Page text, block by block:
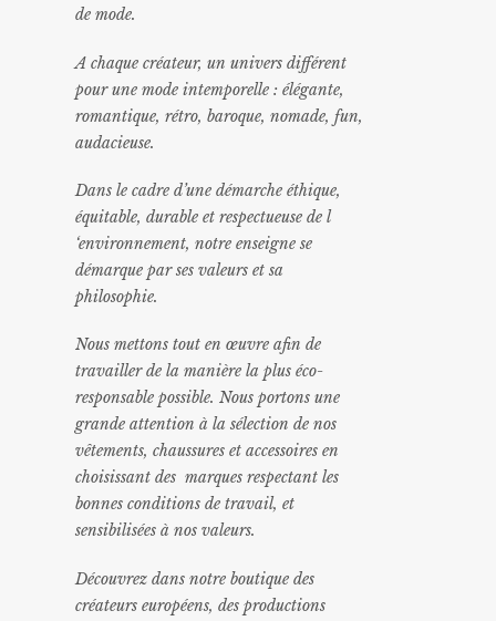
de mode.
A chaque créateur, un univers différent
pour une mode intemporelle : élégante,
romantique, rétro, baroque, nomade, fun,
audacieuse.
Dans le cadre d’une démarche éthique,
équitable, durable et respectueuse de l
‘environnement, notre enseigne se
démarque par ses valeurs et sa
philosophie.
Nous mettons tout en œuvre afin de
travailler de la manière la plus éco-
responsable possible. Nous portons une
grande attention à la sélection de nos
vêtements, chaussures et accessoires en
choisissant des marques respectant les
bonnes conditions de travail, et
sensibilisées à nos valeurs.
Découvrez dans notre boutique des
créateurs européens, des productions